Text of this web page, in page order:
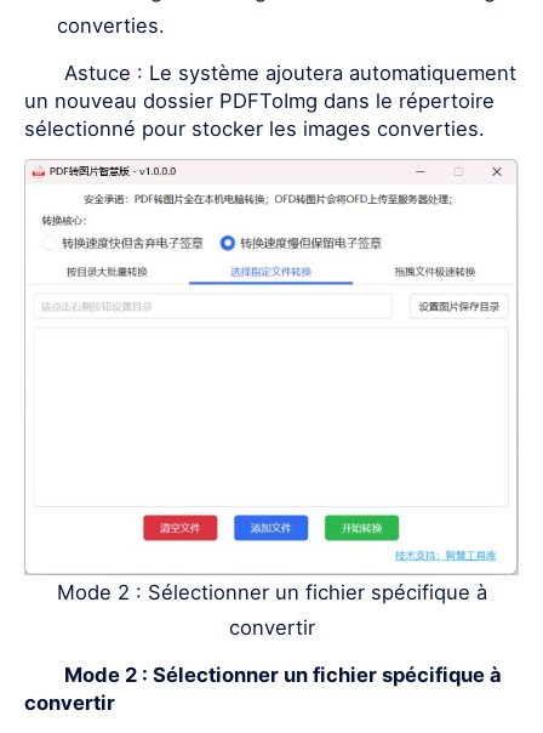
converties.
Astuce : Le système ajoutera automatiquement
un nouveau dossier PDFToImg dans le répertoire
sélectionné pour stocker les images converties.
Mode 2 : Sélectionner un fichier spécifique à
convertir
Mode 2 : Sélectionner un fichier spécifique à
convertir